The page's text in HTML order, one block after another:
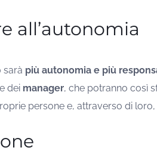
all’autonomia
sarà più autonomia e più
dei manager, che potranno così
persone e, attraverso di loro,